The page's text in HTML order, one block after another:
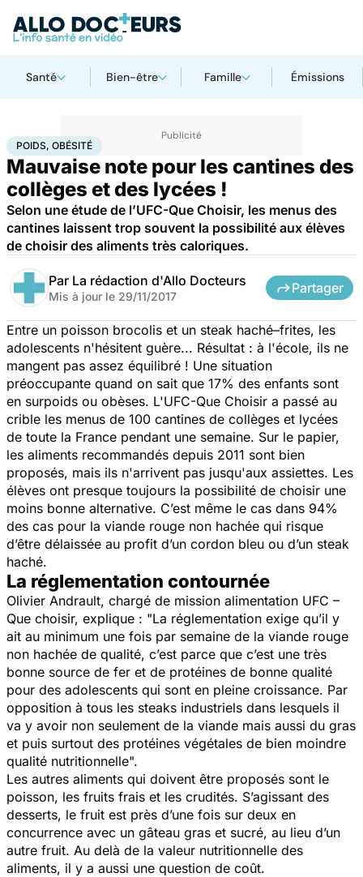
Santé Bien-être Famille Émissions
Accueil FamilleEnfant Poids, obésité
POIDS, OBÉSITÉ
Mauvaise note pour les cantines des
collèges et des lycées !
Selon une étude de l’UFC-Que Choisir, les menus des
cantines laissent trop souvent la possibilité aux élèves
de choisir des aliments très caloriques.
Par La rédaction d'Allo Docteurs
Mis à jour le 29/11/2017
Partager
Entre un poisson brocolis et un steak haché–frites, les
adolescents n'hésitent guère... Résultat : à l'école, ils ne
mangent pas assez équilibré ! Une situation
préoccupante quand on sait que 17% des enfants sont
en surpoids ou obèses. L'UFC-Que Choisir a passé au
crible les menus de 100 cantines de collèges et lycées
de toute la France pendant une semaine. Sur le papier,
les aliments recommandés depuis 2011 sont bien
proposés, mais ils n'arrivent pas jusqu'aux assiettes. Les
élèves ont presque toujours la possibilité de choisir une
moins bonne alternative. C’est même le cas dans 94%
des cas pour la viande rouge non hachée qui risque
d’être délaissée au profit d’un cordon bleu ou d’un steak
haché.
La réglementation contournée
Olivier Andrault, chargé de mission alimentation UFC –
Que choisir, explique : "La réglementation exige qu’il y
ait au minimum une fois par semaine de la viande rouge
non hachée de qualité, c’est parce que c’est une très
bonne source de fer et de protéines de bonne qualité
pour des adolescents qui sont en pleine croissance. Par
opposition à tous les steaks industriels dans lesquels il
va y avoir non seulement de la viande mais aussi du gras
et puis surtout des protéines végétales de bien moindre
qualité nutritionnelle".
Les autres aliments qui doivent être proposés sont le
poisson, les fruits frais et les crudités. S’agissant des
desserts, le fruit est près d’une fois sur deux en
concurrence avec un gâteau gras et sucré, au lieu d’un
autre fruit. Au delà de la valeur nutritionnelle des
aliments, il y a aussi une question de coût.